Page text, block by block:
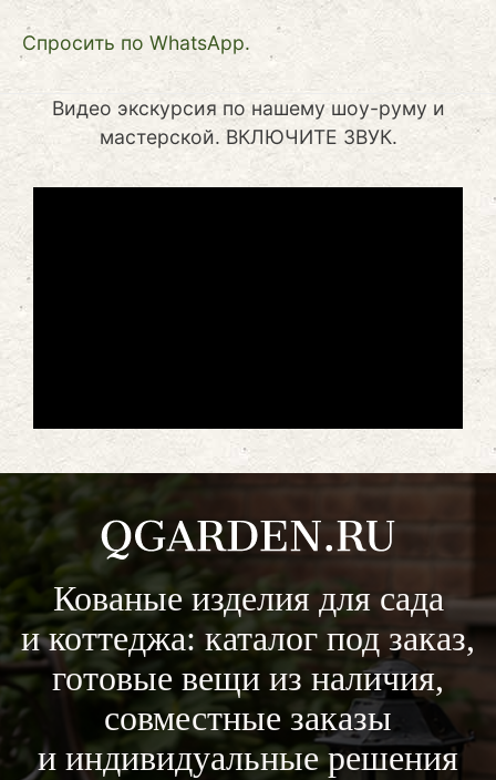
Cпросить по WhatsApp.
Видео экскурсия по нашему шоу-руму и
мастерской. ВКЛЮЧИТЕ ЗВУК.
Кованые изделия для сада
и коттеджа: каталог под заказ,
готовые вещи из наличия,
совместные заказы
и индивидуальные решения